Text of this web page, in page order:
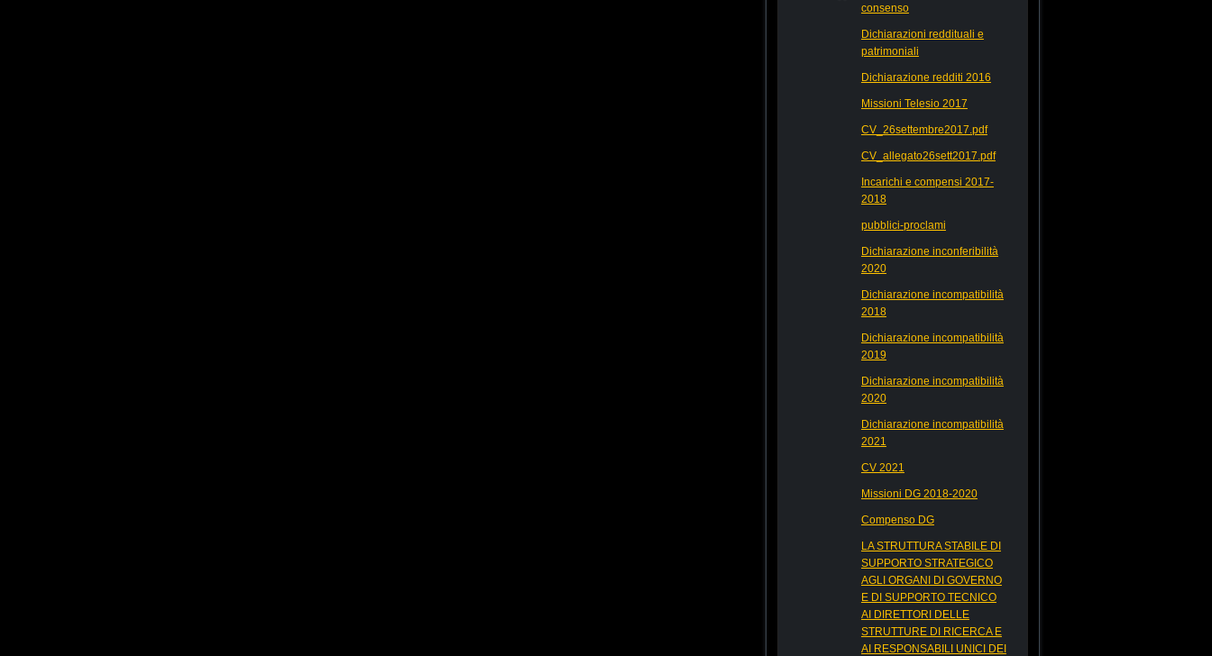
consenso
Dichiarazioni reddituali e
patrimoniali
Dichiarazione redditi 2016
Missioni Telesio 2017
CV_26settembre2017.pdf
CV_allegato26sett2017.pdf
Incarichi e compensi 2017-
2018
pubblici-proclami
Dichiarazione inconferibilità
2020
Dichiarazione incompatibilità
2018
Dichiarazione incompatibilità
2019
Dichiarazione incompatibilità
2020
Dichiarazione incompatibilità
2021
CV 2021
Missioni DG 2018-2020
Compenso DG
LA STRUTTURA STABILE DI
SUPPORTO STRATEGICO
AGLI ORGANI DI GOVERNO
E DI SUPPORTO TECNICO
AI DIRETTORI DELLE
STRUTTURE DI RICERCA E
AI RESPONSABILI UNICI DEI